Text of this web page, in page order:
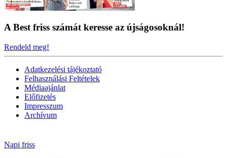
A Best friss számát keresse az újságosoknál!
Rendeld meg!
Adatkezelési tájékoztató
Felhasználási Feltételek
Médiaajánlat
Előfizetés
Impresszum
Archívum
Napi friss